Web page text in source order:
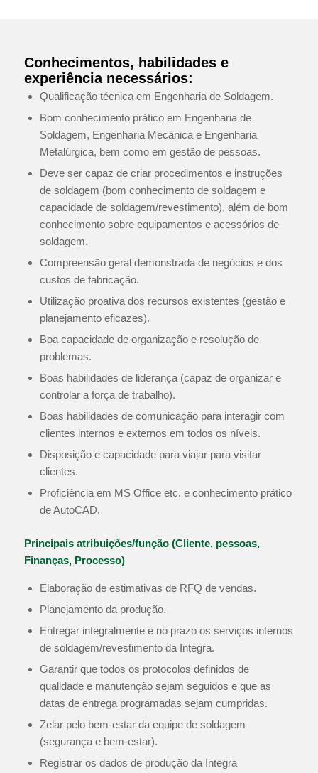
Conhecimentos, habilidades e
experiência necessários:
Qualificação técnica em Engenharia de Soldagem.
Bom conhecimento prático em Engenharia de
Soldagem, Engenharia Mecânica e Engenharia
Metalúrgica, bem como em gestão de pessoas.
Deve ser capaz de criar procedimentos e instruções
de soldagem (bom conhecimento de soldagem e
capacidade de soldagem/revestimento), além de bom
conhecimento sobre equipamentos e acessórios de
soldagem.
Compreensão geral demonstrada de negócios e dos
custos de fabricação.
Utilização proativa dos recursos existentes (gestão e
planejamento eficazes).
Boa capacidade de organização e resolução de
problemas.
Boas habilidades de liderança (capaz de organizar e
controlar a força de trabalho).
Boas habilidades de comunicação para interagir com
clientes internos e externos em todos os níveis.
Disposição e capacidade para viajar para visitar
clientes.
Proficiência em MS Office etc. e conhecimento prático
de AutoCAD.
Principais atribuições/função (Cliente, pessoas,
Finanças, Processo)
Elaboração de estimativas de RFQ de vendas.
Planejamento da produção.
Entregar integralmente e no prazo os serviços internos
de soldagem/revestimento da Integra.
Garantir que todos os protocolos definidos de
qualidade e manutenção sejam seguidos e que as
datas de entrega programadas sejam cumpridas.
Zelar pelo bem-estar da equipe de soldagem
(segurança e bem-estar).
Registrar os dados de produção da Integra